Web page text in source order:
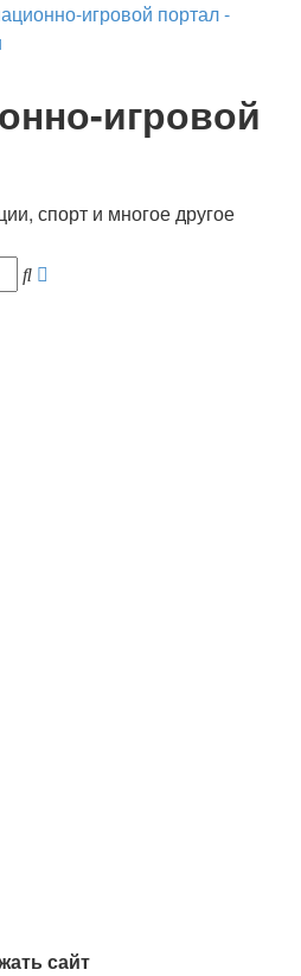
игровой портал -
игровой
спорт и многое другое
Поиск
сайт